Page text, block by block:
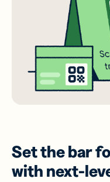
Set the bar
with next-